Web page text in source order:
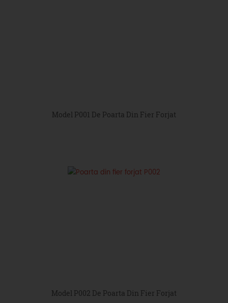
Model P001 De Poarta Din Fier Forjat
Model P002 De Poarta Din Fier Forjat